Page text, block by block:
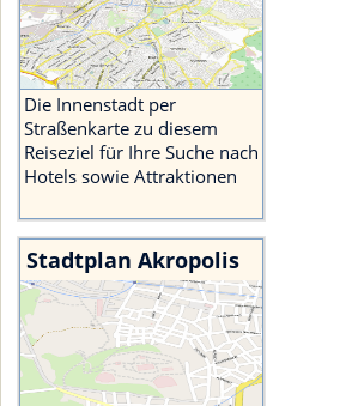
Die Innenstadt per
Straßenkarte zu diesem
Reiseziel für Ihre Suche nach
Hotels sowie Attraktionen
Stadtplan Akropolis